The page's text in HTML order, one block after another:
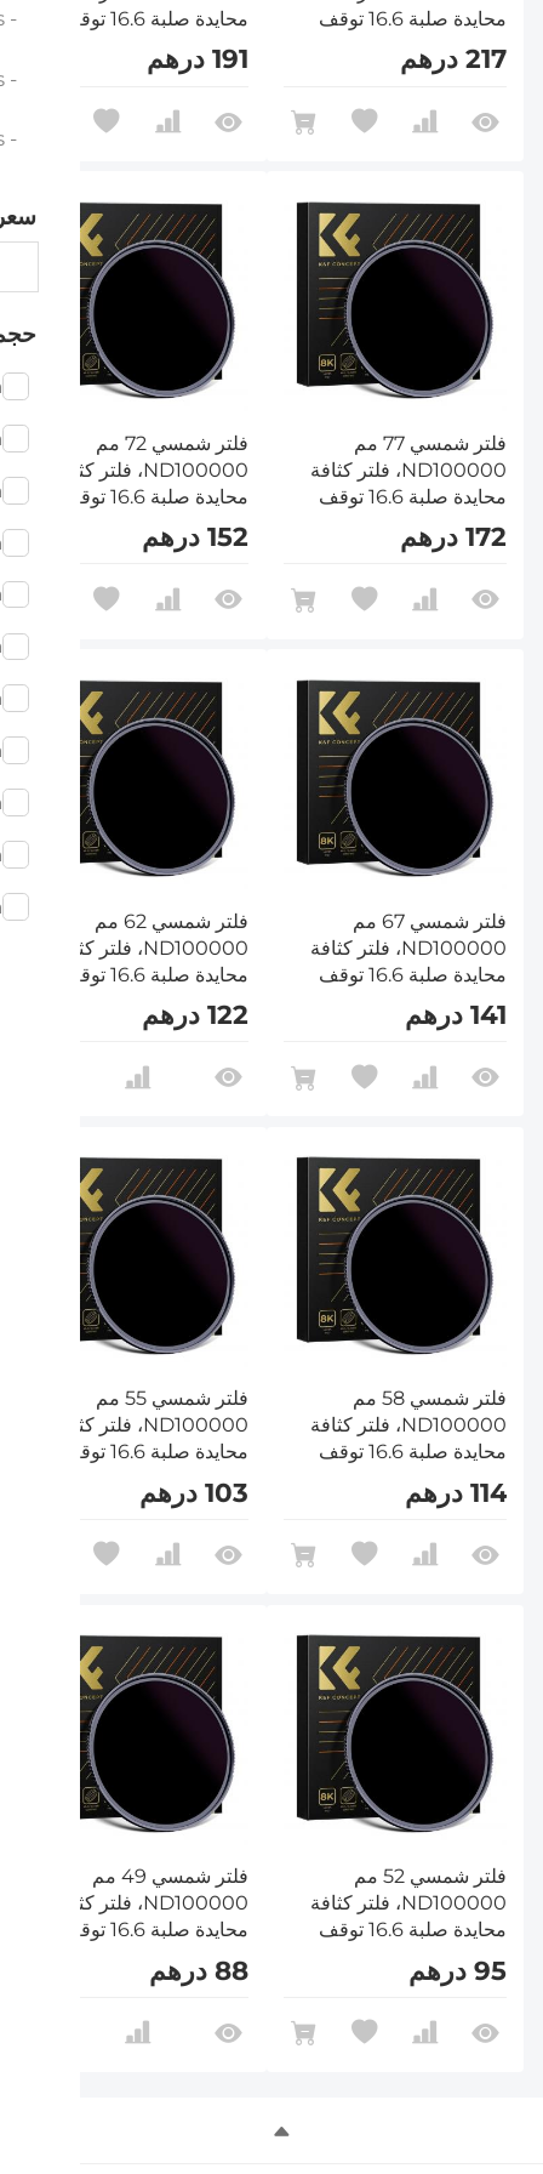
- ND100000 (16.6 stops) - Nano-Klear Series
- ND1000000 (20 stops) - Nano-Klear Series
- Solid ND - Magnetic Series
محايدة صلبة 16.6 توقف
Nano-Xcel
217 درهم
محايدة صلبة 16.6 توقف
Nano-Xcel
191 درهم
فلتر شمسي 77 مم
ND100000، فلتر كثافة
محايدة صلبة 16.6 توقف
Nano-Xcel
172 درهم
فلتر شمسي 72 مم
ND100000، فلتر كثافة
محايدة صلبة 16.6 توقف
Nano-X
152 درهم
فلتر شمسي 67 مم
ND100000، فلتر كثافة
محايدة صلبة 16.6 توقف
Nano-Xcel
141 درهم
فلتر شمسي 62 مم
ND100000، فلتر كثافة
محايدة صلبة 16.6 توقف
Nano-Xcel
122 درهم
فلتر شمسي 58 مم
ND100000، فلتر كثافة
محايدة صلبة 16.6 توقف
Nano-Xcel
114 درهم
فلتر شمسي 55 مم
ND100000، فلتر كثافة
محايدة صلبة 16.6 توقف
Nano-Xcel
103 درهم
فلتر شمسي 52 مم
ND100000، فلتر كثافة
محايدة صلبة 16.6 توقف
Nano-Xcel
95 درهم
فلتر شمسي 49 مم
ND100000، فلتر كثافة
محايدة صلبة 16.6 توقف
Nano-Xcel
88 درهم